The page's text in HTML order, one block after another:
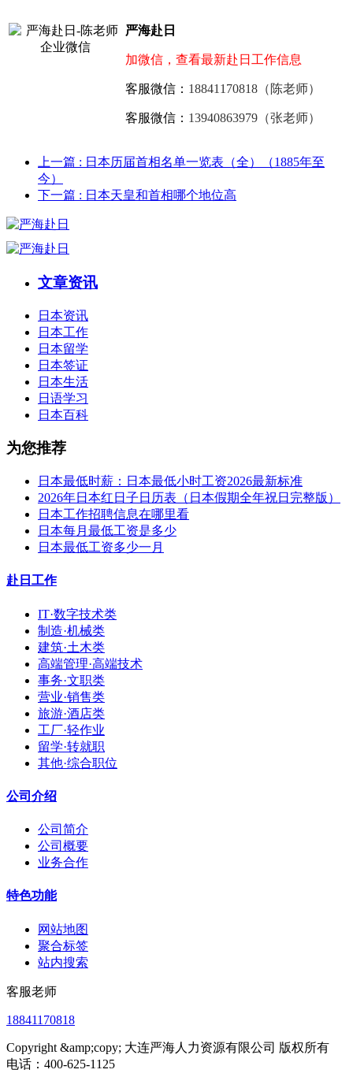
严海赴日
加微信，查看最新赴日工作信息
客服微信： 18841170818（陈老师）
客服微信： 13940863979（张老师）
上一篇 : 日本历届首相名单一览表（全）（1885年至
今）
下一篇 : 日本天皇和首相哪个地位高
文章资讯
日本资讯
日本工作
日本留学
日本签证
日本生活
日语学习
日本百科
为您推荐
日本最低时薪：日本最低小时工资2026最新标准
2026年日本红日子日历表（日本假期全年祝日完整版）
日本工作招聘信息在哪里看
日本每月最低工资是多少
日本最低工资多少一月
赴日工作
IT·数字技术类
制造·机械类
建筑·土木类
高端管理·高端技术
事务·文职类
营业·销售类
旅游·酒店类
工厂·轻作业
留学·转就职
其他·综合职位
公司介绍
公司简介
公司概要
业务合作
特色功能
网站地图
聚合标签
站内搜索
客服老师
18841170818
Copyright &amp;copy; 大连严海人力资源有限公司 版权所有
电话：400-625-1125